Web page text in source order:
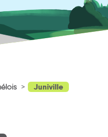
Juniville